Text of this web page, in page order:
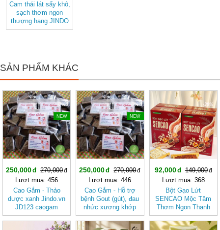
Cam thái lát sấy khô,
sạch thơm ngon
thượng hạng JINDO
tốt cho sức khỏe
SẢN PHẨM KHÁC
-7%
NEW
250,000
270,000
Lượt mua: 456
Cao Gắm - Thảo
dược xanh Jindo.vn
JD123 caogam
-7%
NEW
250,000
270,000
Lượt mua: 446
Cao Gắm - Hỗ trợ
bệnh Gout (gút), đau
nhức xương khớp
JD123 caogam
-38%
92,000
149,000
Lượt mua: 368
Bột Gạo Lứt
SENCAO Mộc Tâm
Thơm Ngon Thanh
Nhẹ, Phù Hợp Ăn
Kiêng